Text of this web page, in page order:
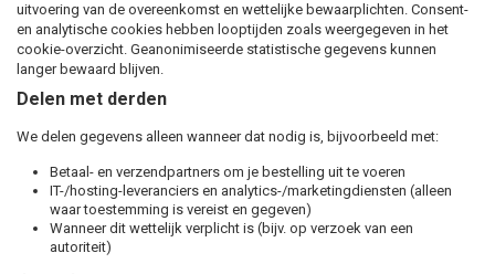
uitvoering van de overeenkomst en wettelijke bewaarplichten. Consent-
en analytische cookies hebben looptijden zoals weergegeven in het
cookie-overzicht. Geanonimiseerde statistische gegevens kunnen
langer bewaard blijven.
Delen met derden
We delen gegevens alleen wanneer dat nodig is, bijvoorbeeld met:
Betaal- en verzendpartners om je bestelling uit te voeren
IT-/hosting-leveranciers en analytics-/marketingdiensten (alleen
waar toestemming is vereist en gegeven)
Wanneer dit wettelijk verplicht is (bijv. op verzoek van een
autoriteit)